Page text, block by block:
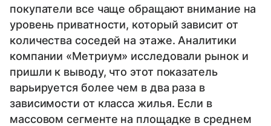
покупатели все чаще обращают внимание на
уровень приватности, который зависит от
количества соседей на этаже. Аналитики
компании «Метриум» исследовали рынок и
пришли к выводу, что этот показатель
варьируется более чем в два раза в
зависимости от класса жилья. Если в
массовом сегменте на площадке в среднем